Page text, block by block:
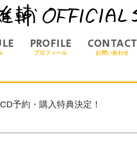
プロフィール
PROFILE
お問い合わせ
CONTACT
予約・購入特典決定！